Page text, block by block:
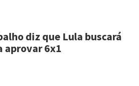
diz que Lula buscará
aprovar 6x1